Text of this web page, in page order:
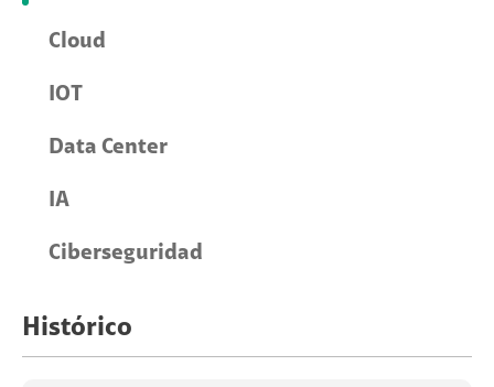
Cloud
IOT
Data Center
IA
Ciberseguridad
Histórico